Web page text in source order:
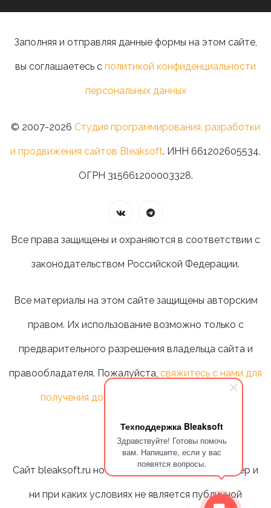
Техподдержка Bleaksoft
Здравствуйте! Готовы помочь
вам. Напишите, если у вас
появятся вопросы.
Заполняя и отправляя данные формы на этом сайте,
вы соглашаетесь с политикой конфиденциальности
персональных данных
© 2007-2026 Студия программирования, разработки
и продвижения сайтов Bleaksoft. ИНН 661202605534,
ОГРН 315661200003328.
Все права защищены и охраняются в соответствии с
законодательством Российской Федерации.
Все материалы на этом сайте защищены авторским
правом. Их использование возможно только с
предварительного разрешения владельца сайта и
правообладателя. Пожалуйста, свяжитесь с нами для
получения дополнительной информации
Сайт bleaksoft.ru носит информационный характер и
ни при каких условиях не является публичной